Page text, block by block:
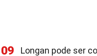
09 Longan pode ser